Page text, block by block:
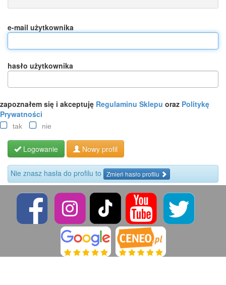
e-mail użytkownika
hasło użytkownika
zapoznałem się i akceptuję Regulaminu Sklepu oraz Politykę
Prywatności
tak nie
Logowanie Nowy profil
Nie znasz hasła do profilu to Zmień hasło profilu